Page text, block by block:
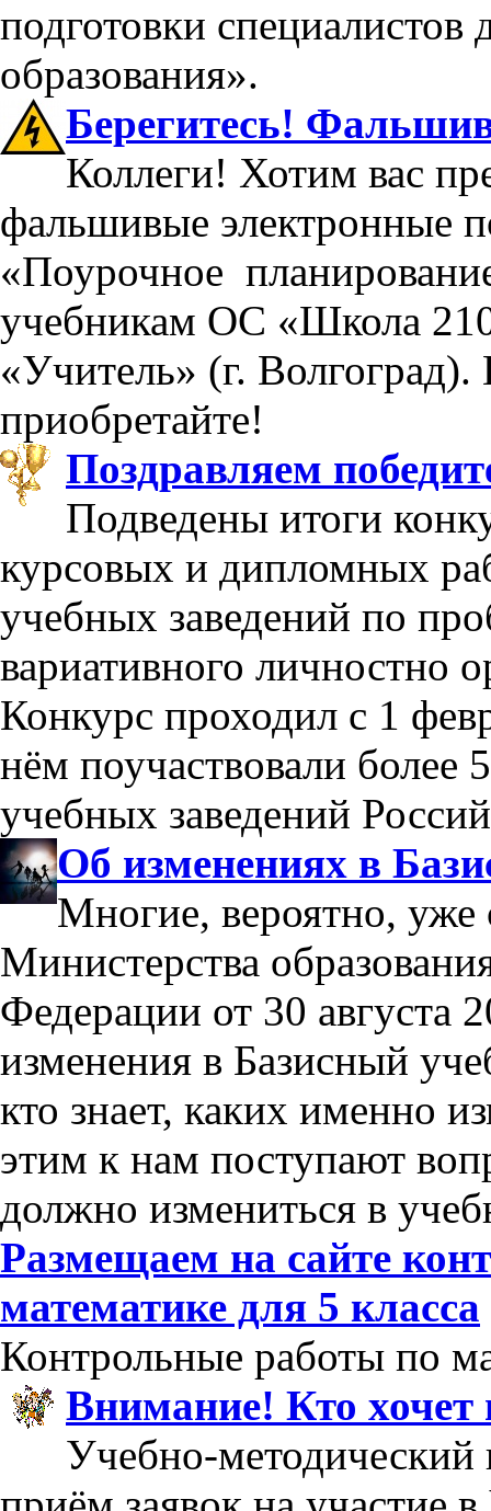
подготовки
образования».
Берегитесь!
Коллеги! Хотим вас
фальшивые электронные
«Поурочное
учебникам ОС «Школа
«Учитель» (г.
приобретайте!
Поздравляем
Подведены итоги
курсовых и дипломных
учебных заведений по
вариативного личностно
Конкурс проходил с 1
нём поучаствовали более
учебных заведений
Об изменениях в
Многие, вероятно,
Министерства
Федерации от 30 августа
изменения в Базисный
кто знает, каких именно
этим к нам поступают
должно измениться в
Размещаем на сайте
математике для 5 класса
Контрольные работы по
Внимание! Кто хочет
Учебно-